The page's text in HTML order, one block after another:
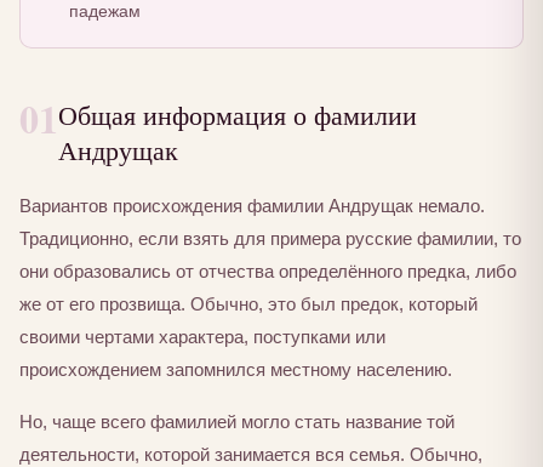
падежам
01Общая информация о фамилии
Андрущак
Вариантов происхождения фамилии Андрущак немало.
Традиционно, если взять для примера русские фамилии, то
они образовались от отчества определённого предка, либо
же от его прозвища. Обычно, это был предок, который
своими чертами характера, поступками или
происхождением запомнился местному населению.
Но, чаще всего фамилией могло стать название той
деятельности, которой занимается вся семья. Обычно,